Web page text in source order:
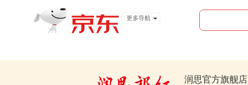
更多导航
润思官方旗舰店